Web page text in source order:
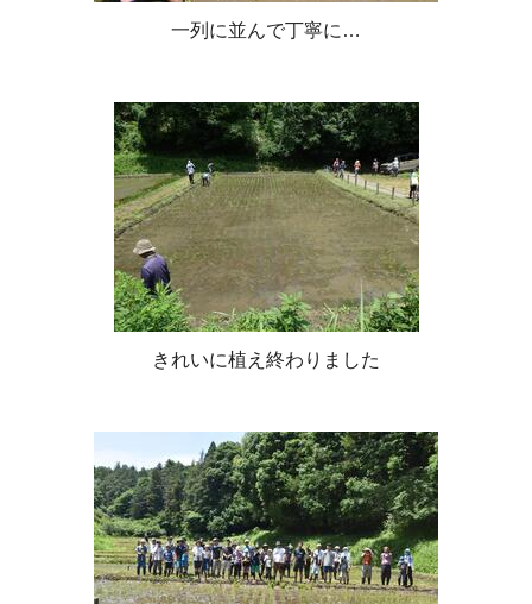
一列に並んで丁寧に…
きれいに植え終わりました